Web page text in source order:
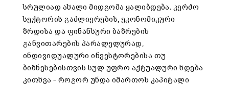
სრულიად ახალი მიდგომა ყალიბდება. კერძო
სექტორის გაძლიერების, ეკონომიკური
ზრდისა და ფინანსური ბაზრების
განვითარების პარალელურად,
ინდივიდუალური ინვესტორებისა თუ
ბიზნესებისთვის სულ უფრო აქტუალური ხდება
კითხვა – როგორ უნდა იმართოს კაპიტალი